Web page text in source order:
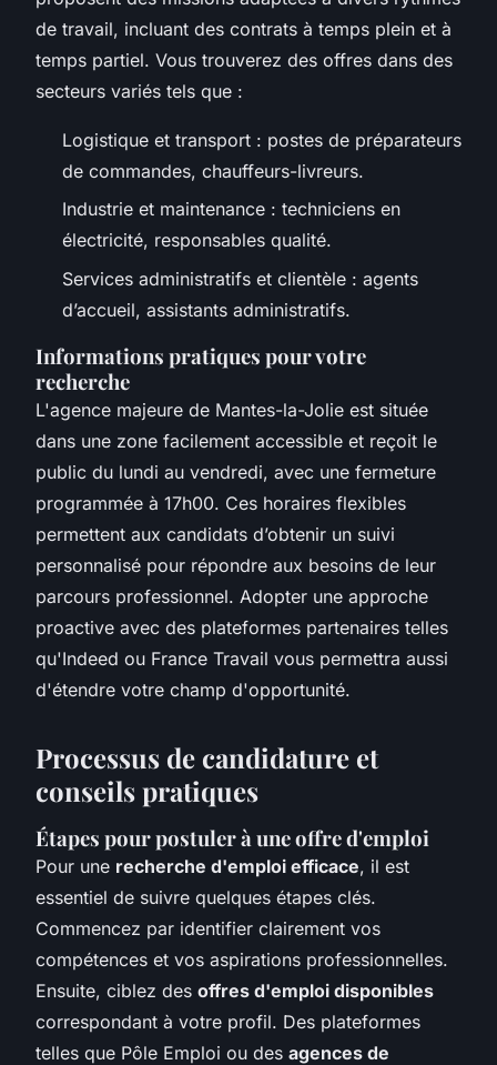
de travail, incluant des contrats à temps plein et à
temps partiel. Vous trouverez des offres dans des
secteurs variés tels que :
Logistique et transport : postes de préparateurs
de commandes, chauffeurs-livreurs.
Industrie et maintenance : techniciens en
électricité, responsables qualité.
Services administratifs et clientèle : agents
d’accueil, assistants administratifs.
Informations pratiques pour votre
recherche
L'agence majeure de Mantes-la-Jolie est située
dans une zone facilement accessible et reçoit le
public du lundi au vendredi, avec une fermeture
programmée à 17h00. Ces horaires flexibles
permettent aux candidats d’obtenir un suivi
personnalisé pour répondre aux besoins de leur
parcours professionnel. Adopter une approche
proactive avec des plateformes partenaires telles
qu'Indeed ou France Travail vous permettra aussi
d'étendre votre champ d'opportunité.
Processus de candidature et
conseils pratiques
Étapes pour postuler à une offre d'emploi
Pour une recherche d'emploi efficace, il est
essentiel de suivre quelques étapes clés.
Commencez par identifier clairement vos
compétences et vos aspirations professionnelles.
Ensuite, ciblez des offres d'emploi disponibles
correspondant à votre profil. Des plateformes
telles que Pôle Emploi ou des agences de